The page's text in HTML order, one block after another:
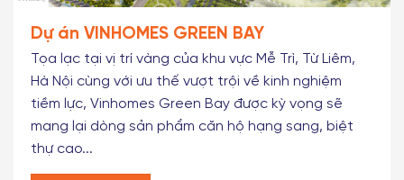
Dự án VINHOMES GREEN BAY
Tọa lạc tại vị trí vàng của khu vực Mễ Trì, Từ Liêm,
Hà Nội cùng với ưu thế vượt trội về kinh nghiệm
tiềm lực, Vinhomes Green Bay được kỳ vọng sẽ
mang lại dòng sản phẩm căn hộ hạng sang, biệt